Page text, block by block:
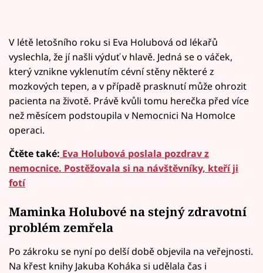
V létě letošního roku si Eva Holubová od lékařů
vyslechla, že jí našli výduť v hlavě. Jedná se o váček,
který vznikne vyklenutím cévní stěny některé z
mozkových tepen, a v případě prasknutí může ohrozit
pacienta na životě. Právě kvůli tomu herečka před více
než měsícem podstoupila v Nemocnici Na Homolce
operaci.
Čtěte také: Eva Holubová poslala pozdrav z
nemocnice. Postěžovala si na návštěvníky, kteří ji
fotí
Maminka Holubové na stejný zdravotní
problém zemřela
Po zákroku se nyní po delší době objevila na veřejnosti.
Na křest knihy Jakuba Koháka si udělala čas i